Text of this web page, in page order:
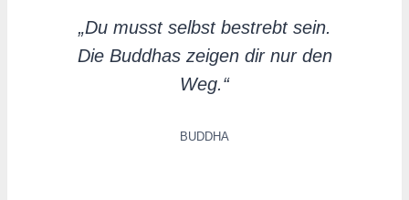
„Du musst selbst bestrebt sein.
Die Buddhas zeigen dir nur den
Weg.“
BUDDHA